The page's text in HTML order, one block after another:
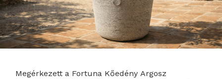
Megérkezett a Fortuna Kőedény Argosz